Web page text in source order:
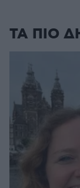
ΤΑ ΠΙΟ